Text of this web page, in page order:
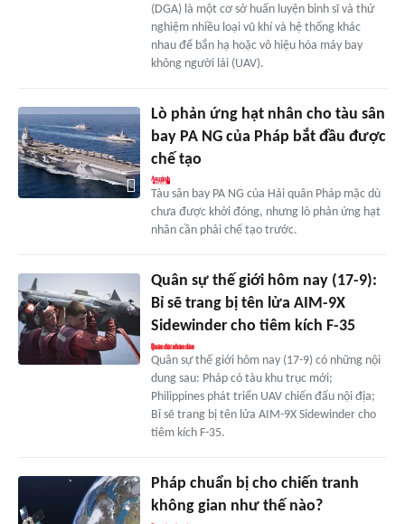
(DGA) là một cơ sở huấn luyện binh sĩ và thử
nghiệm nhiều loại vũ khí và hệ thống khác
nhau để bắn hạ hoặc vô hiệu hóa máy bay
không người lái (UAV).
Lò phản ứng hạt nhân cho tàu sân
bay PA NG của Pháp bắt đầu được
chế tạo
Tàu sân bay PA NG của Hải quân Pháp mặc dù
chưa được khởi đóng, nhưng lò phản ứng hạt
nhân cần phải chế tạo trước.
Quân sự thế giới hôm nay (17-9):
Bỉ sẽ trang bị tên lửa AIM-9X
Sidewinder cho tiêm kích F-35
Quân sự thế giới hôm nay (17-9) có những nội
dung sau: Pháp có tàu khu trục mới;
Philippines phát triển UAV chiến đấu nội địa;
Bỉ sẽ trang bị tên lửa AIM-9X Sidewinder cho
tiêm kích F-35.
Pháp chuẩn bị cho chiến tranh
không gian như thế nào?